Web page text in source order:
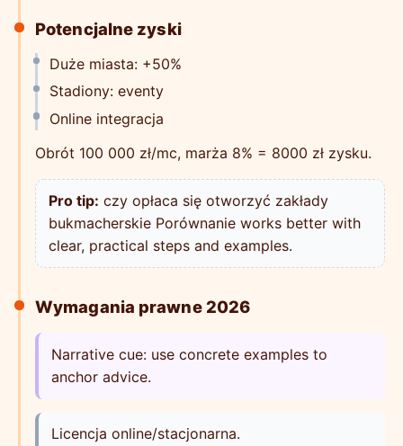
Potencjalne zyski
Duże miasta: +50%
Stadiony: eventy
Online integracja
Obrót 100 000 zł/mc, marża 8% = 8000 zł zysku.
Pro tip: czy opłaca się otworzyć zakłady
bukmacherskie Porównanie works better with
clear, practical steps and examples.
Wymagania prawne 2026
Narrative cue: use concrete examples to
anchor advice.
Licencja online/stacjonarna.